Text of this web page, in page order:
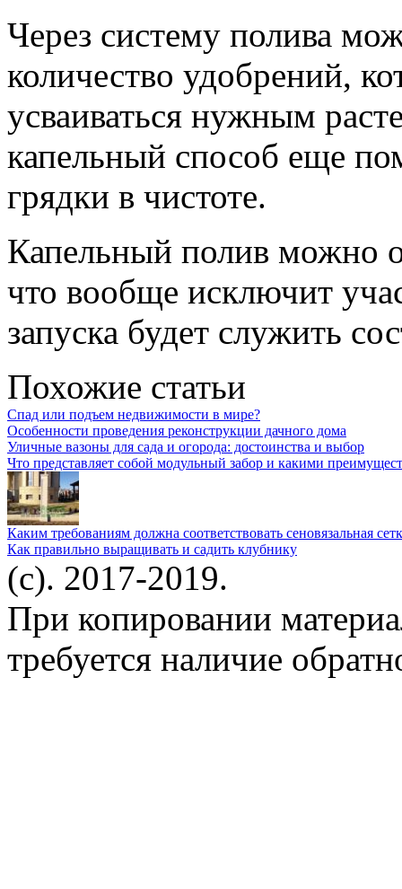
Через систему полива
количество удобрений,
усваиваться нужным
капельный способ еще
грядки в чистоте.
Капельный полив можно
что вообще исключит
запуска будет служить
Похожие статьи
Спад или подъем недвижимости в мире?
Особенности проведения реконструкции дачного дома
Уличные вазоны для сада и огорода: достоинства и выбор
Что представляет собой модульный забор и какими
Каким требованиям должна соответствовать сеновязальная
Как правильно выращивать и садить клубнику
(c). 2017-2019.
При копировании
требуется наличие